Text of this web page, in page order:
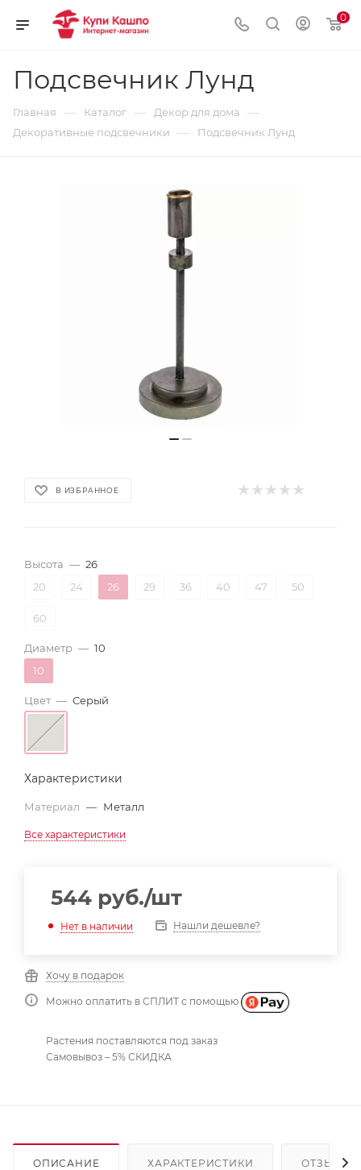
0
Подсвечник Лунд
Главная — Каталог — Декор для дома —
Декоративные подсвечники — Подсвечник Лунд
В ИЗБРАННОЕ
Высота — 26
20
24 26 29 36 40 47 50
60
Диаметр — 10
10
Цвет — Серый
Характеристики
Материал — Металл
Все характеристики
544 руб./шт
Нет в наличии Нашли дешевле?
Хочу в подарок
Можно оплатить в СПЛИТ с помощью
Растения поставляются под заказ
Самовывоз – 5% СКИДКА
ОПИСАНИЕ ХАРАКТЕРИСТИКИ ОТЗЫВЫ